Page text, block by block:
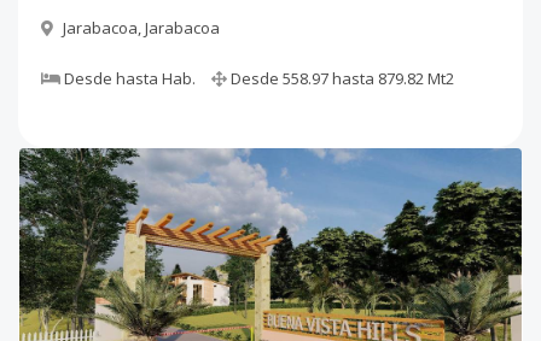
Jarabacoa,Jarabacoa
Desde hasta Hab. Desde 558.97hasta 879.82Mt2